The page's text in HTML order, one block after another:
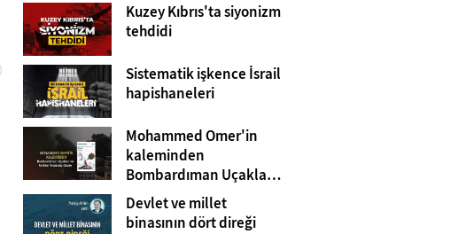
Kuzey Kıbrıs'ta siyonizm
tehdidi
Sistematik işkence İsrail
hapishaneleri
Mohammed Omer'in
kaleminden
Bombardıman Uçakları
ve Tanklar Arasında
Gazze
Devlet ve millet
binasının dört direği